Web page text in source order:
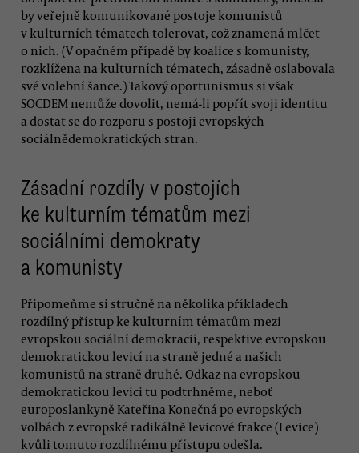
by veřejně komunikované postoje komunistů
v kulturních tématech tolerovat, což znamená mlčet
o nich. (V opačném případě by koalice s komunisty,
rozklížena na kulturních tématech, zásadně oslabovala
své volební šance.) Takový oportunismus si však
SOCDEM nemůže dovolit, nemá-li popřít svoji identitu
a dostat se do rozporu s postoji evropských
sociálnědemokratických stran.
Zásadní rozdíly v postojích
ke kulturním tématům mezi
sociálními demokraty
a komunisty
Připomeňme si stručně na několika příkladech
rozdílný přístup ke kulturním tématům mezi
evropskou sociální demokracií, respektive evropskou
demokratickou levicí na straně jedné a našich
komunistů na straně druhé. Odkaz na evropskou
demokratickou levici tu podtrhněme, neboť
europoslankyně Kateřina Konečná po evropských
volbách z evropské radikálně levicové frakce (Levice)
kvůli tomuto rozdílnému přístupu odešla.